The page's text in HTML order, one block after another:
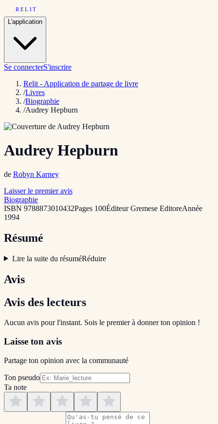
RELIT
L'application
Se connecterS'inscrire
Relit - Application de partage de livre
/Livres
/Biographie
/Audrey Hepburn
Audrey Hepburn
de Robyn Karney
Laisser le premier avis
Biographie
ISBN 9788873010432Pages 100ÉditeurGremese EditoreAnnée
1994
Résumé
Lire la suite du résuméRéduire
Avis
Avis des lecteurs
Aucun avis pour l'instant. Sois le premier à donner ton opinion !
Laisse ton avis
Partage ton opinion avec la communauté
Ton pseudo
Ta note